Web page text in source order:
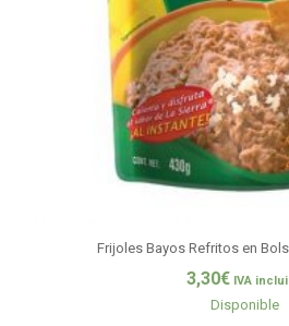
Frijoles Bayos Refritos en
3,30€ IVA
Disponible